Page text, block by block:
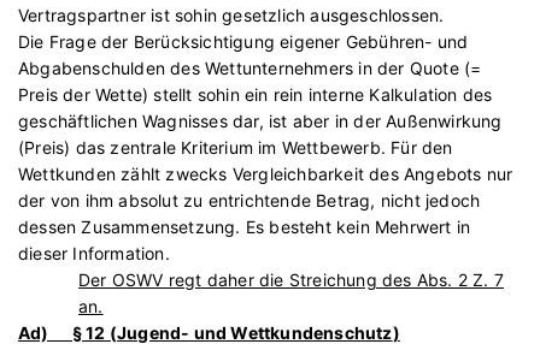
Vertragspartner ist sohin gesetzlich ausgeschlossen.
Die Frage der Berücksichtigung eigener Gebühren- und
Abgabenschulden des Wettunternehmers in der Quote (=
Preis der Wette) stellt sohin ein rein interne Kalkulation des
geschäftlichen Wagnisses dar, ist aber in der Außenwirkung
(Preis) das zentrale Kriterium im Wettbewerb. Für den
Wettkunden zählt zwecks Vergleichbarkeit des Angebots nur
der von ihm absolut zu entrichtende Betrag, nicht jedoch
dessen Zusammensetzung. Es besteht kein Mehrwert in
dieser Information.
Der OSWV regt daher die Streichung des Abs. 2 Z. 7
an.
Ad) § 12 (Jugend- und Wettkundenschutz)